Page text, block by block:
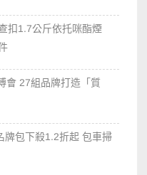
扣1.7公斤依托咪酯煙
會 27組品牌打造「質
牌包下殺1.2折起 包車掃